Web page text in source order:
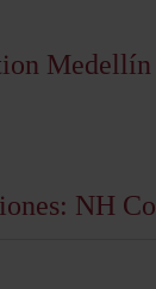
Medellín
NH